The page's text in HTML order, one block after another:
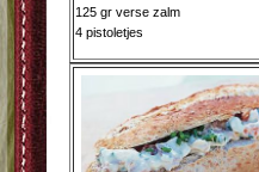
125 gr verse zalm
4 pistoletjes